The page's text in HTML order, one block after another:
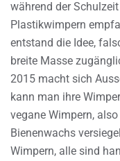
während der
Plastikwimpern
entstand die Idee,
breite Masse
2015 macht sich
kann man ihre
vegane Wimpern,
Bienenwachs
Wimpern, alle sind